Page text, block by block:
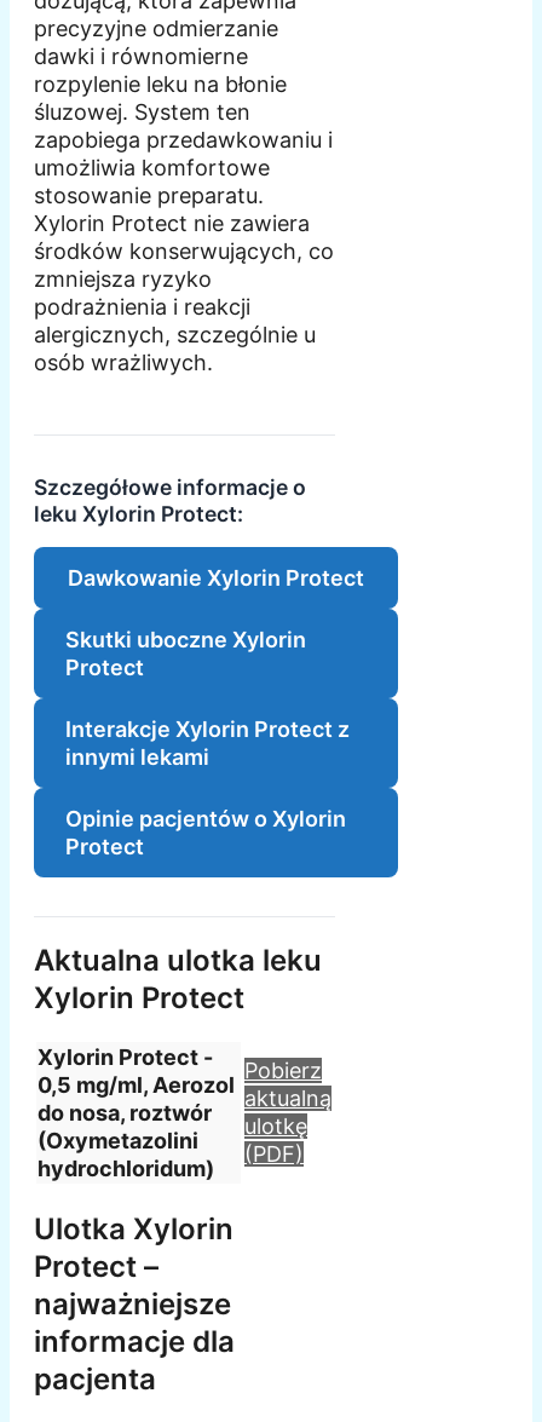
precyzyjne odmierzanie
dawki i równomierne
rozpylenie leku na błonie
śluzowej. System ten
zapobiega przedawkowaniu i
umożliwia komfortowe
stosowanie preparatu.
Xylorin Protect nie zawiera
środków konserwujących, co
zmniejsza ryzyko
podrażnienia i reakcji
alergicznych, szczególnie u
osób wrażliwych.
Szczegółowe informacje o
leku Xylorin Protect:
Dawkowanie Xylorin Protect
Skutki uboczne Xylorin
Protect
Interakcje Xylorin Protect z
innymi lekami
Opinie pacjentów o Xylorin
Protect
Aktualna ulotka leku
Xylorin Protect
Xylorin Protect -
0,5 mg/ml, Aerozol
do nosa, roztwór
(Oxymetazolini
hydrochloridum)
Pobierz
aktualną
ulotkę
(PDF)
Ulotka Xylorin
Protect –
najważniejsze
informacje dla
pacjenta